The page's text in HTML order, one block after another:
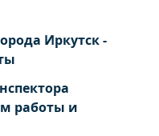
Иркутск -
работы и